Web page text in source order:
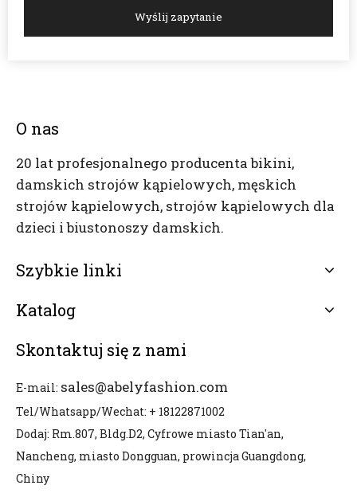
Wyślij zapytanie
O nas
20 lat profesjonalnego producenta bikini,
damskich strojów kąpielowych, męskich
strojów kąpielowych, strojów kąpielowych dla
dzieci i biustonoszy damskich.
Szybkie linki
Katalog
Skontaktuj się z nami
E-mail: sales@abelyfashion.com
Tel/Whatsapp/Wechat: + 18122871002
Dodaj: Rm.807, Bldg.D2, Cyfrowe miasto Tian'an,
Nancheng, miasto Dongguan, prowincja Guangdong,
Chiny